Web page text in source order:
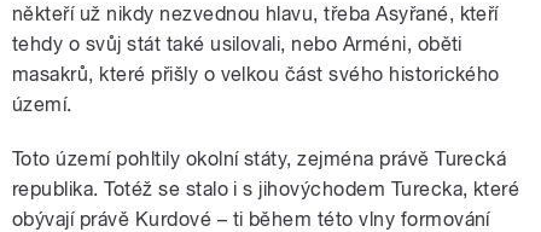
někteří už nikdy nezvednou hlavu, třeba Asyřané, kteří
tehdy o svůj stát také usilovali, nebo Arméni, oběti
masakrů, které přišly o velkou část svého historického
území.
Toto území pohltily okolní státy, zejména právě Turecká
republika. Totéž se stalo i s jihovýchodem Turecka, které
obývají právě Kurdové – ti během této vlny formování